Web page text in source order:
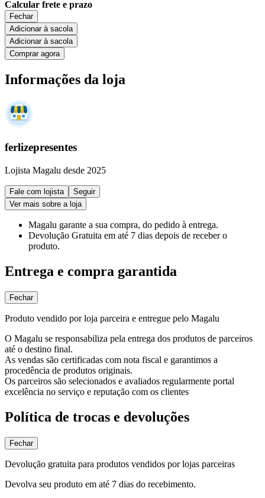
Calcular frete e prazo
Fechar
Adicionar à sacola
Adicionar à sacola
Comprar agora
Informações da loja
ferlizepresentes
Lojista Magalu desde 2025
Fale com lojista
Seguir
Ver mais sobre a loja
Magalu garante a sua compra, do pedido à entrega.
Devolução Gratuita em até 7 dias depois de receber o
produto.
Entrega e compra garantida
Fechar
Produto vendido por loja parceira e entregue pelo Magalu
O Magalu se responsabiliza pela entrega dos produtos de parceiros
até o destino final.
As vendas são certificadas com nota fiscal e garantimos a
procedência de produtos originais.
Os parceiros são selecionados e avaliados regularmente portal
excelência no serviço e reputação com os clientes
Política de trocas e devoluções
Fechar
Devolução gratuita para produtos vendidos por lojas parceiras
Devolva seu produto em até 7 dias do recebimento.